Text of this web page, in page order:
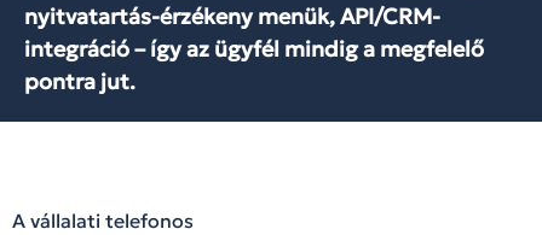
nyitvatartás-érzékeny menük, API/CRM-
integráció – így az ügyfél mindig a megfelelő
pontra jut.
A vállalati telefonos